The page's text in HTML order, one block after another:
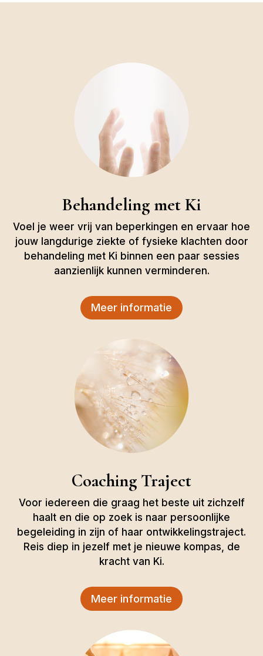
Behandeling met Ki
Voel je weer vrij van beperkingen en ervaar hoe
jouw langdurige ziekte of fysieke klachten door
behandeling met Ki binnen een paar sessies
aanzienlijk kunnen verminderen.
Meer informatie
Coaching Traject
Voor iedereen die graag het beste uit zichzelf
haalt en die op zoek is naar persoonlijke
begeleiding in zijn of haar ontwikkelingstraject.
Reis diep in jezelf met je nieuwe kompas, de
kracht van Ki.
Meer informatie